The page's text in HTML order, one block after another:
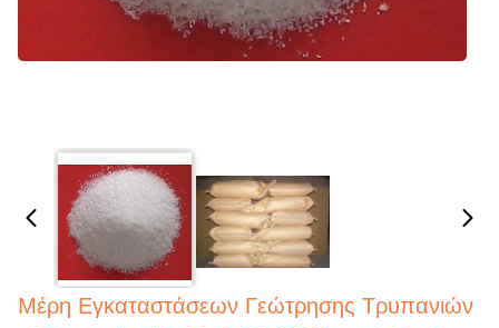
Μέρη Εγκαταστάσεων Γεώτρησης Τρυπανιών